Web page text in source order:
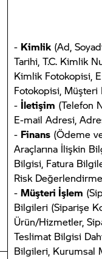
- Kimlik (Ad,
Tarihi, T.C. Kimlik
Kimlik Fotokopisi,
Fotokopisi, Müşteri
- İletişim (Telefon
E-mail Adresi,
- Finans (Ödeme
Araçlarına İlişkin
Bilgisi, Fatura
Risk
-Müşteri İşlem
Bilgileri (Siparişe
Ürün/Hizmetler,
Teslimat Bilgisi
Bilgileri, Kurumsal